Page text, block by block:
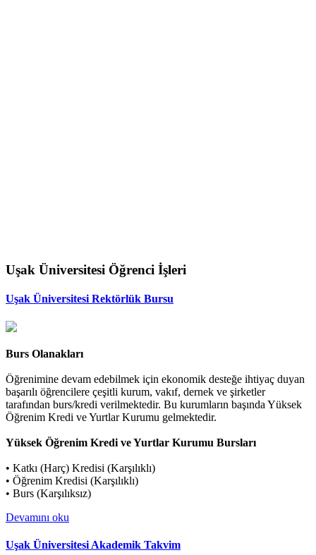
Uşak Üniversitesi Öğrenci İşleri
Uşak Üniversitesi Rektörlük Bursu
Burs Olanakları
Öğrenimine devam edebilmek için ekonomik desteğe ihtiyaç duyan
başarılı öğrencilere çeşitli kurum, vakıf, dernek ve şirketler
tarafından burs/kredi verilmektedir. Bu kurumların başında Yüksek
Öğrenim Kredi ve Yurtlar Kurumu gelmektedir.
Yüksek Öğrenim Kredi ve Yurtlar Kurumu Bursları
• Katkı (Harç) Kredisi (Karşılıklı)
• Öğrenim Kredisi (Karşılıklı)
• Burs (Karşılıksız)
Devamını oku
Uşak Üniversitesi Akademik Takvim